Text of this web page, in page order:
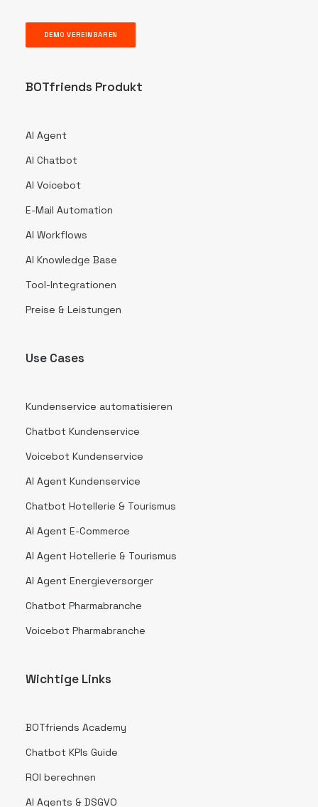
DEMO VEREINBAREN
BOTfriends Produkt
AI Agent
AI Chatbot
AI Voicebot
E-Mail Automation
AI Workflows
AI Knowledge Base
Tool-Integrationen
Preise & Leistungen
Use Cases
Kundenservice automatisieren
Chatbot Kundenservice
Voicebot Kundenservice
AI Agent Kundenservice
Chatbot Hotellerie & Tourismus
AI Agent E-Commerce
AI Agent Hotellerie & Tourismus
AI Agent Energieversorger
Chatbot Pharmabranche
Voicebot Pharmabranche
Wichtige Links
BOTfriends Academy
Chatbot KPIs Guide
ROI berechnen
AI Agents & DSGVO